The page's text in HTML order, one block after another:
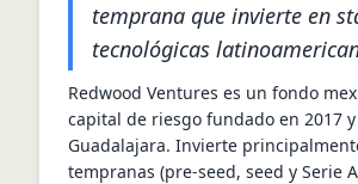
temprana que invierte en
tecnológicas
Redwood Ventures es un fondo
capital de riesgo fundado en 2017
Guadalajara. Invierte
tempranas (pre-seed, seed y Serie